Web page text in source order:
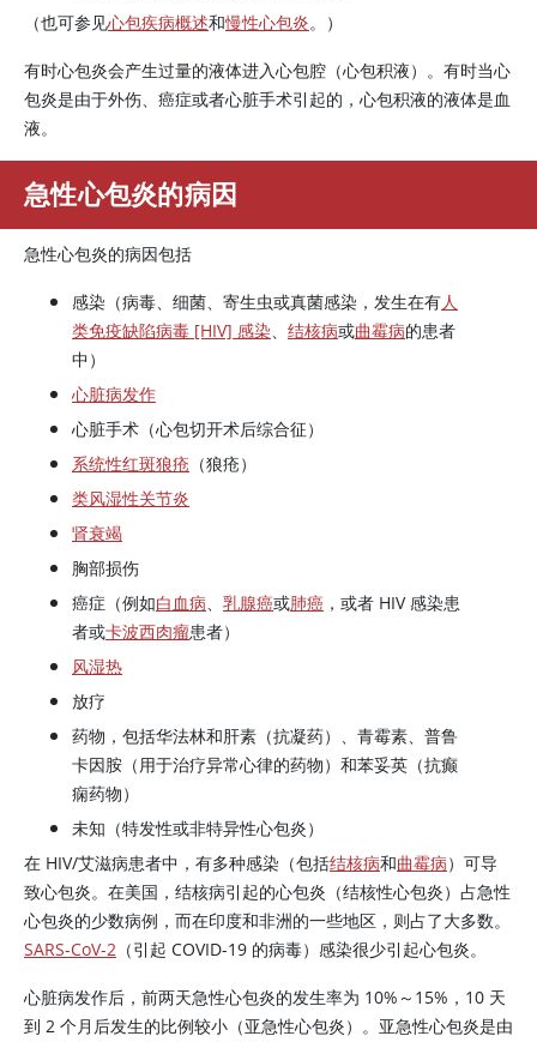
（也可参见心包疾病概述和慢性心包炎。）
有时心包炎会产生过量的液体进入心包腔（心包积液）。有时当心
包炎是由于外伤、癌症或者心脏手术引起的，心包积液的液体是血
液。
急性心包炎的病因
急性心包炎的病因包括
感染（病毒、细菌、寄生虫或真菌感染，发生在有人
类免疫缺陷病毒 [HIV] 感染、 结核病或曲霉病的患者
中）
心脏病发作
心脏手术（心包切开术后综合征）
系统性红斑狼疮 （狼疮）
类风湿性关节炎
肾衰竭
胸部损伤
癌症（例如白血病、 乳腺癌或肺癌 ，或者 HIV 感染患
者或卡波西肉瘤患者）
风湿热
放疗
药物，包括华法林和肝素（抗凝药）、青霉素、普鲁
卡因胺（用于治疗异常心律的药物）和苯妥英（抗癫
痫药物）
未知（特发性或非特异性心包炎）
在 HIV/艾滋病患者中，有多种感染（包括结核病和曲霉病）可导
致心包炎。在美国，结核病引起的心包炎（结核性心包炎）占急性
心包炎的少数病例，而在印度和非洲的一些地区，则占了大多数。
SARS-CoV-2 （引起 COVID-19 的病毒）感染很少引起心包炎。
心脏病发作后，前两天急性心包炎的发生率为 10%～15%，10 天
到 2 个月后发生的比例较小（亚急性心包炎）。亚急性心包炎是由